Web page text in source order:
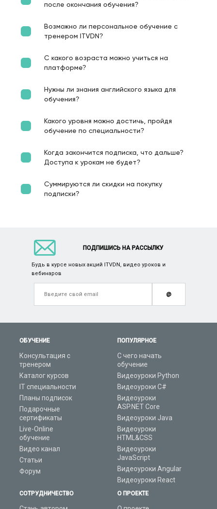
после окончания обучения?
Возможно ли персональное обучение с
тренером ITVDN?
С какого возраста можно учиться на
платформе?
Нужны ли знания английского языка для
обучения?
Какого уровня можно достичь, пройдя
обучение по специальности?
Когда закончится подписка, что дальше?
Доступа к урокам не будет?
Суммируются ли скидки на покупку
подписки?
ОБУЧЕНИЕ
Консультация с
тренером
Каталог курсов
IT специальности
Планы подписок
Подарочные
сертификаты
Live-Online
обучение
Видео канал
Статьи
Форум
ПОПУЛЯРНОЕ
С чего начать
обучение
Видеоуроки Python
Видеоуроки C#
Видеоуроки
ASP.NET Core
Видеоуроки Java
Видеоуроки
HTML&CSS
Видеоуроки
JavaScript
Видеоуроки Angular
Видеоуроки React
СОТРУДНИЧЕСТВО О ПРОЕКТЕ
ПОДПИШИСЬ НА РАССЫЛКУ
Будь в курсе новых акций ITVDN, видео уроков и
вебинаров
@